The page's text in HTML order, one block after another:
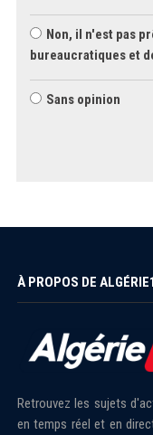
Non, il n'est pas
bureaucratiques et
Sans opinion
À PROPOS DE ALGÉRIE1
Retrouvez les sujets
en temps réel et en